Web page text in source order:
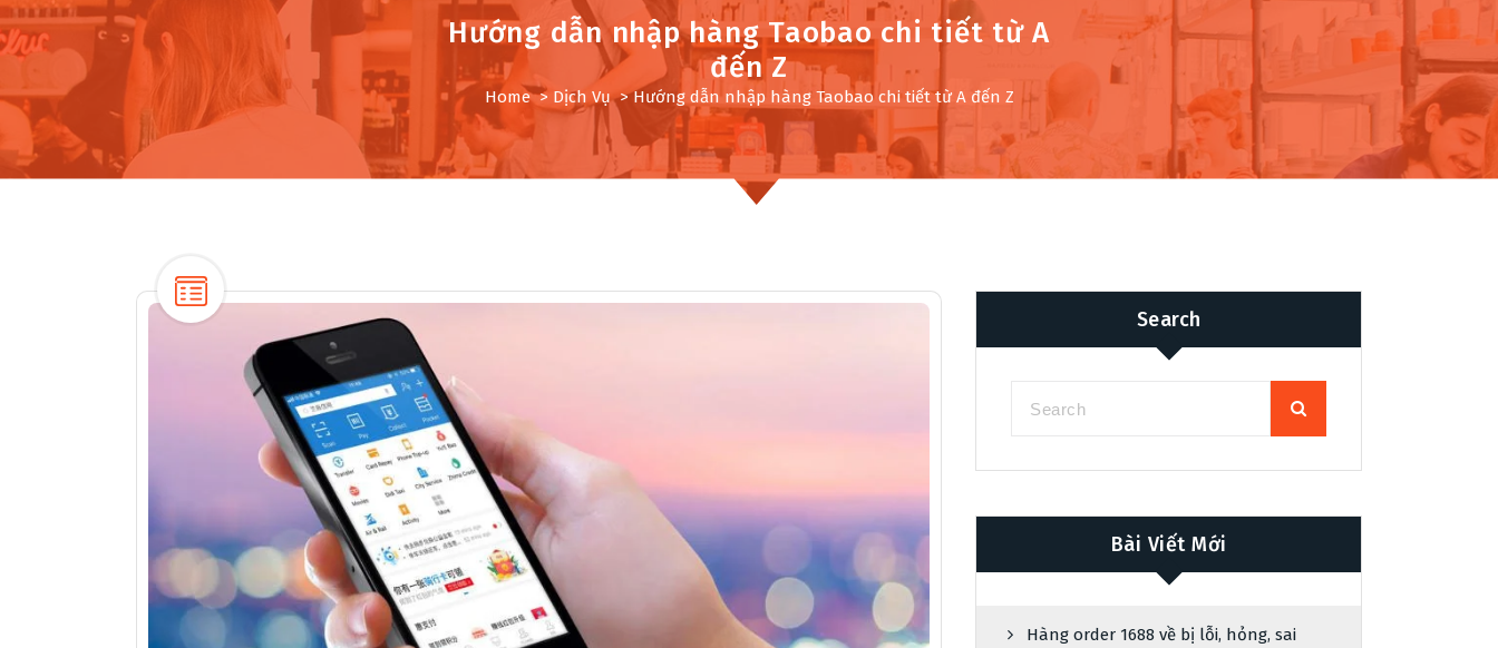
Hướng dẫn nhập hàng Taobao chi tiết từ A
đến Z
Home> Dịch Vụ>Hướng dẫn nhập hàng Taobao chi tiết từ A đến Z
Search
Bài Viết Mới
Hàng order 1688 về bị lỗi, hỏng, sai